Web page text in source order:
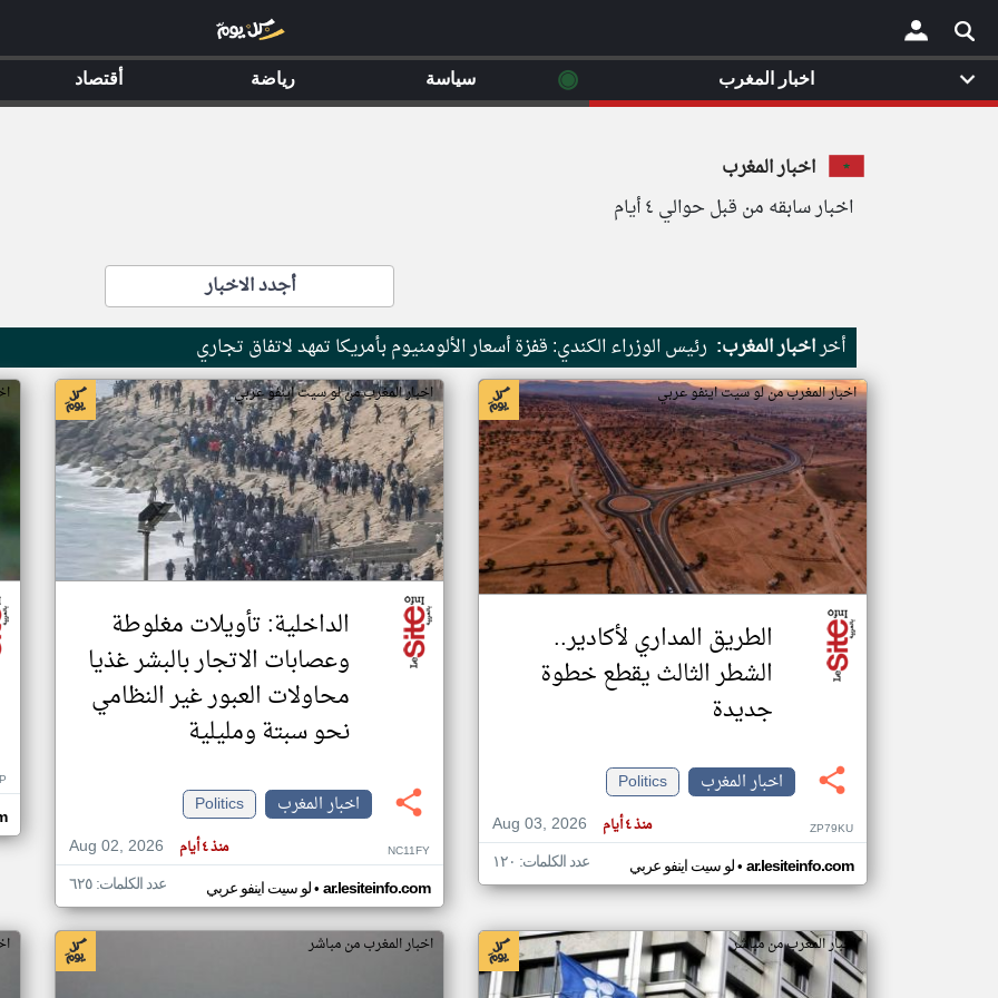
×
اخبار المغرب
اخبار سابقه من قبل حوالي ٤ أيام
أجدد الاخبار
أخراخبار المغرب: رئيس الوزراء الكندي: قفزة أسعار الألومنيوم بأمريكا تمهد لاتفاق تجاري
اخبار المغرب من لو سيت اينفو عربي
الطريق المداري لأكادير..
الشطر الثالث يقطع خطوة
جديدة
اخبار المغرب
Politics
Aug 03, 2026
منذ ٤ أيام ZP79KU
لو سيت اينفو عربي• ar.lesiteinfo.com عدد الكلمات: ١٢٠
اخبار المغرب من لو سيت اينفو عربي
الداخلية: تأويلات مغلوطة
وعصابات الاتجار بالبشر غذيا
محاولات العبور غير النظامي
نحو سبتة ومليلية
اخبار المغرب
Politics
Aug 02, 2026
منذ ٤ أيام NC11FY
لو سيت اينفو عربي• ar.lesiteinfo.com عدد الكلمات: ٦٢٥
اخبار المغرب من مباشر اخبار المغرب من مباشر
اخبار المغرب ◉ سياسة رياضة أقتصاد